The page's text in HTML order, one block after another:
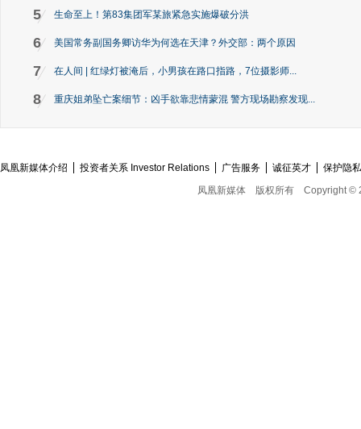
5 生命至上！第83集团军某旅紧急实施爆破分洪
6 美国常务副国务卿访华为何选在天津？外交部：两个原因
7 在人间 | 红绿灯被淹后，小男孩在路口指路，7位摄影师...
8 重庆姐弟坠亡案细节：凶手欲靠悲情蒙混 警方现场勘察发现...
凤凰新媒体介绍 投资者关系 Investor Relations 广告服务 诚征英才
保护隐
凤凰新媒体
版权所有 Copyright ©